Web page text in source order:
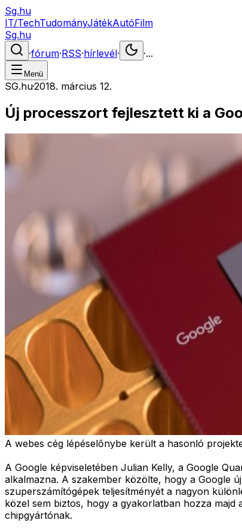
Sg.hu
IT/TechTudományJátékAutóFilm
Sg.hu
·fórum·RSS·hírlevél· ·...
Menü
SG.hu·2018. március 12.
Új processzort fejlesztett ki a
A webes cég lépéselőnybe került a hasonló
A Google képviseletében Julian Kelly, a Google
alkalmazna. A szakember közölte, hogy a Google
szuperszámítógépek teljesítményét a nagyon
közel sem biztos, hogy a gyakorlatban hozza
chipgyártónak.